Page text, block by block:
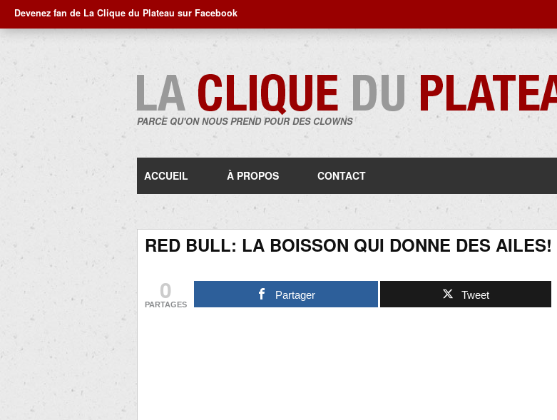
Devenez fan de La Clique du Plateau sur Facebook
PARCE QU'ON NOUS PREND POUR DES CLOWNS
au
ACCUEIL À PROPOS CONTACT
RED BULL: LA BOISSON QUI DONNE DES AILES!
0
PARTAGES
Partager Tweet